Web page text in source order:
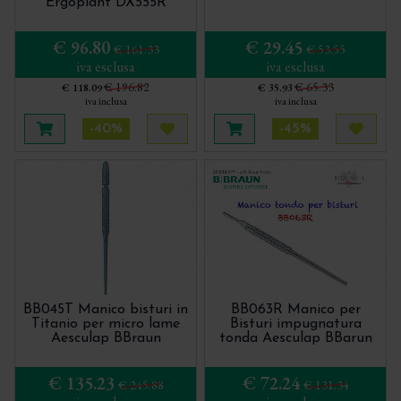
€ 96.80 € 161.33
iva esclusa
€ 118.09€ 196.82
iva inclusa
Aggiungi al carrello
-40%
Acquista più tardi
€ 29.45 € 53.55
iva esclusa
€ 35.93€ 65.33
iva inclusa
Aggiungi al carrello
-45%
BB045T Manico bisturi in
Titanio per micro lame
Aesculap BBraun
€ 135.23 € 245.88
BB063R Manico per
Bisturi impugnatura
tonda Aesculap BBarun
€ 72.24 € 131.34
Specilli Aesculap
Trita Osso Bone Mill
Tunnellatori per la tecnica Tunnel
Trita Osso - Bone Mill - Molino per osso